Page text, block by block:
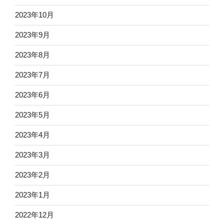
2023年10月
2023年9月
2023年8月
2023年7月
2023年6月
2023年5月
2023年4月
2023年3月
2023年2月
2023年1月
2022年12月